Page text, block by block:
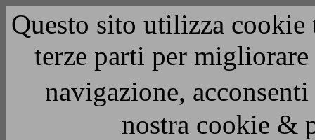
Questo sito utilizza
terze parti per
navigazione,
nostra cookie &